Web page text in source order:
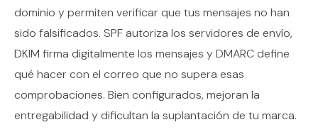
dominio y permiten verificar que tus mensajes no han
sido falsificados. SPF autoriza los servidores de envío,
DKIM firma digitalmente los mensajes y DMARC define
qué hacer con el correo que no supera esas
comprobaciones. Bien configurados, mejoran la
entregabilidad y dificultan la suplantación de tu marca.